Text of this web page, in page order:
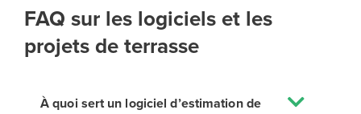
FAQ sur les logiciels et les
projets de terrasse
À quoi sert un logiciel d’estimation de